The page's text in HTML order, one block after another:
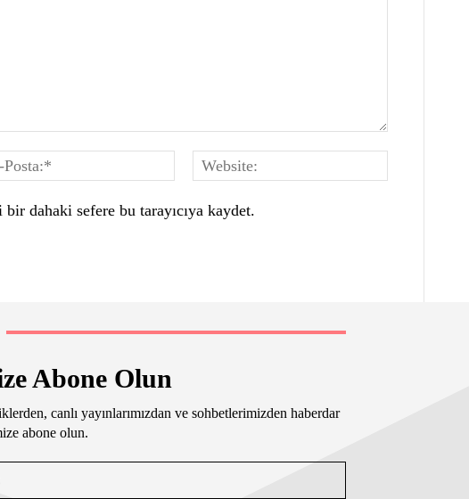
Posta:*
dahaki sefere bu tarayıcıya kaydet.
Abone Olun
canlı yayınlarımızdan ve sohbetlerimizden haberdar
abone olun.